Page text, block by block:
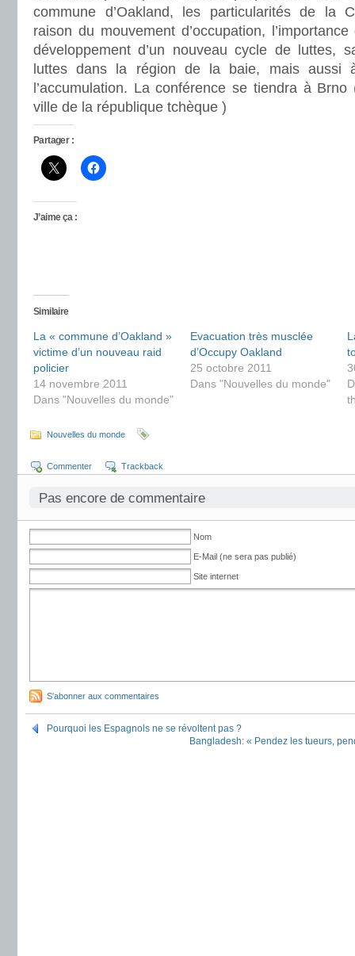
commune d’Oakland, les particularités de la
raison du mouvement d’occupation,
développement d’un nouveau cycle de luttes,
luttes dans la région de la baie, mais aussi
l’accumulation. La conférence se tiendra à
ville de la république tchèque )
Partager :
J’aime ça :
Similaire
La « commune d’Oakland »
victime d’un nouveau raid
policier
14 novembre 2011
Dans "Nouvelles du monde"
Evacuation très musclée
d’Occupy Oakland
25 octobre 2011
Dans "Nouvelles du monde"
Nouvelles du monde
Commenter Trackback
Pas encore de commentaire
Nom
E-Mail (ne sera pas publié)
Site internet
S'abonner aux commentaires
Pourquoi les Espagnols ne se révoltent pas ?
Bangladesh: « Pendez les tueurs,